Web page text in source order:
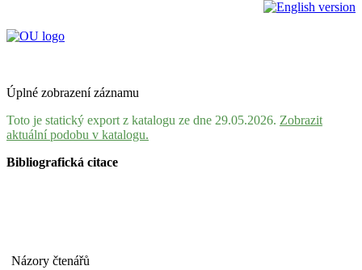
Úplné zobrazení záznamu
Toto je statický export z katalogu ze dne 29.05.2026. Zobrazit
aktuální podobu v katalogu.
Bibliografická citace
Názory čtenářů